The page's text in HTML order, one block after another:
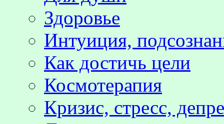
Здоровье
Интуиция,
Как достичь цели
Космотерапия
Кризис, стресс,